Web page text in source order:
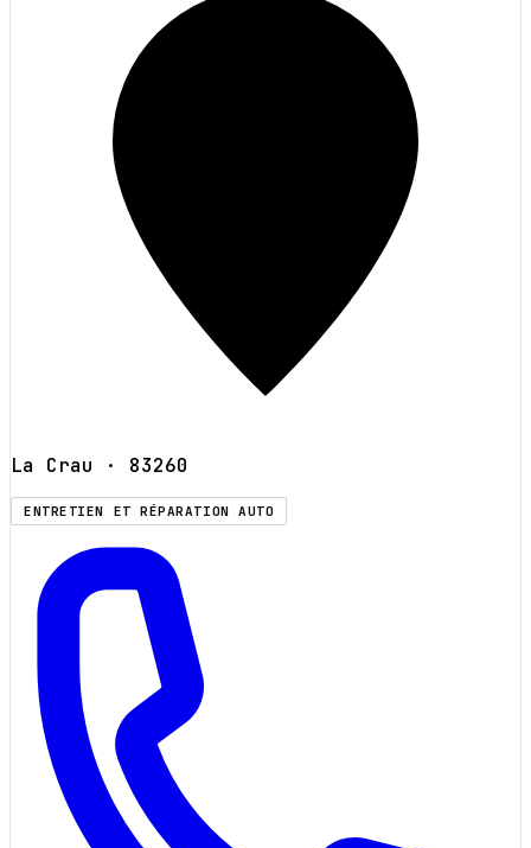
La Crau · 83260
ENTRETIEN ET RÉPARATION AUTO